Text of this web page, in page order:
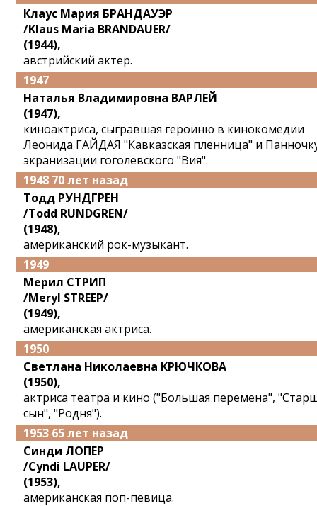
Клаус Мария БРАНДАУЭР
/Klaus Maria BRANDAUER/
(1944),
австрийский актер.
1947
Наталья Владимировна ВАРЛЕЙ
(1947),
киноактриса, сыгравшая героиню в кинокомедии
Леонида ГАЙДАЯ "Кавказская пленница" и
экранизации гоголевского "Вия".
1948 70 лет назад
Тодд РУНДГРЕН
/Todd RUNDGREN/
(1948),
американский рок-музыкант.
1949
Мерил СТРИП
/Meryl STREEP/
(1949),
американская актриса.
1950
Светлана Николаевна КРЮЧКОВА
(1950),
актриса театра и кино ("Большая перемена",
сын", "Родня").
1953 65 лет назад
Синди ЛОПЕР
/Cyndi LAUPER/
(1953),
американская поп-певица.